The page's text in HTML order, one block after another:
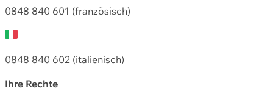
0848 840 601 (französisch)
0848 840 602 (italienisch)
Ihre Rechte